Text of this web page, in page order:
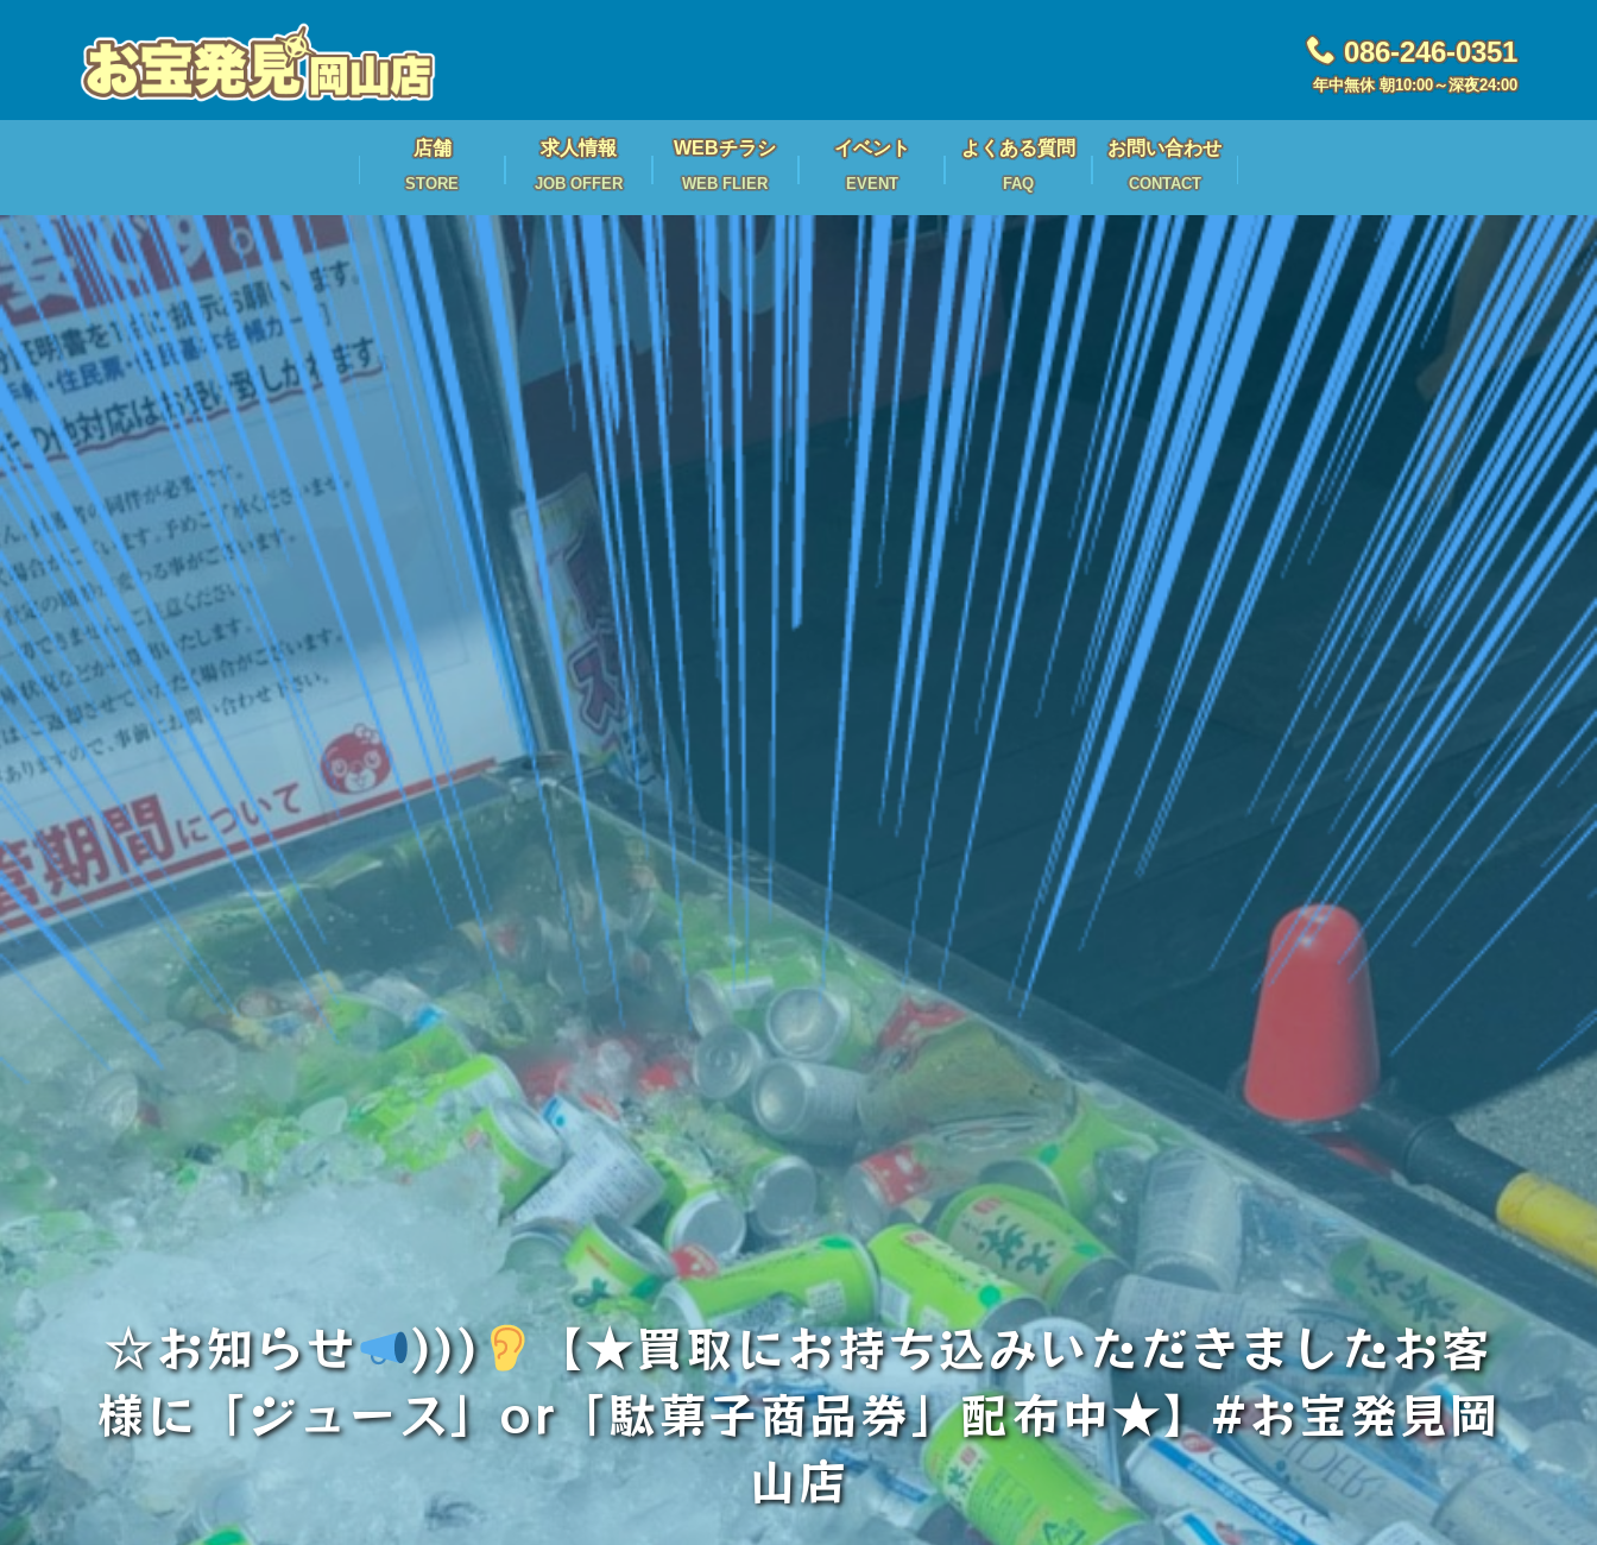
086-246-0351
年中無休 朝10:00～深夜24:00
店舗
STORE
求人情報
JOB OFFER
WEBチラシ
WEB FLIER
イベント
EVENT
よくある質問
FAQ
お問い合わせ
CONTACT
☆お知らせ )))
【★買取にお持ち込みいただきましたお客
様に「ジュース」or「駄菓子商品券」配布中★】#お宝発見岡
山店